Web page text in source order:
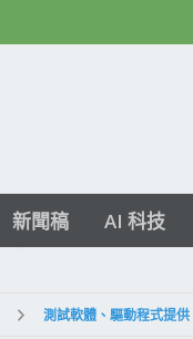
新聞稿 AI 科技
測試軟體、驅動程式提供